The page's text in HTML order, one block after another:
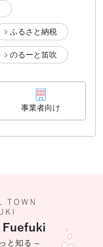
ふるさと納税
のるーと笛吹
事業者向け